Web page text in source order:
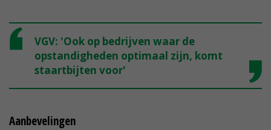
VGV: 'Ook op bedrijven waar de
opstandigheden optimaal zijn, komt
staartbijten voor'
Aanbevelingen